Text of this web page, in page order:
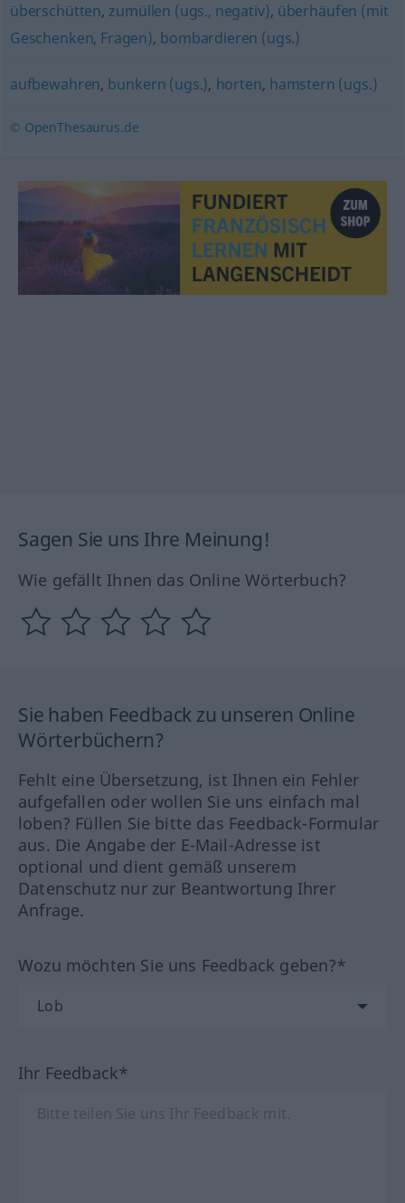
überschütten, zumüllen (ugs., negativ), überhäufen (mit
Geschenken, Fragen), bombardieren (ugs.)
aufbewahren, bunkern (ugs.), horten, hamstern (ugs.)
© OpenThesaurus.de
Sagen Sie uns Ihre Meinung!
Wie gefällt Ihnen das Online Wörterbuch?
Sie haben Feedback zu unseren Online
Wörterbüchern?
Fehlt eine Übersetzung, ist Ihnen ein Fehler
aufgefallen oder wollen Sie uns einfach mal
loben? Füllen Sie bitte das Feedback-Formular
aus. Die Angabe der E-Mail-Adresse ist
optional und dient gemäß unserem
Datenschutz nur zur Beantwortung Ihrer
Anfrage.
Wozu möchten Sie uns Feedback geben?*
Ihr Feedback*